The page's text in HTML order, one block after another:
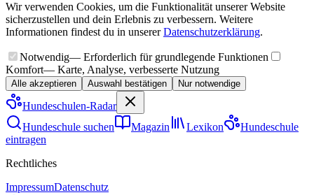
Wir verwenden Cookies, um die Funktionalität unserer Website
sicherzustellen und dein Erlebnis zu verbessern. Weitere
Informationen findest du in unserer Datenschutzerklärung.
Notwendig— Erforderlich für grundlegende Funktionen
Komfort— Karte, Analyse, verbesserte Nutzung
Alle akzeptieren Auswahl bestätigen Nur notwendige
Hundeschulen-Radar
Hundeschule suchen
Magazin Lexikon
Hundeschule
eintragen
Rechtliches
ImpressumDatenschutz